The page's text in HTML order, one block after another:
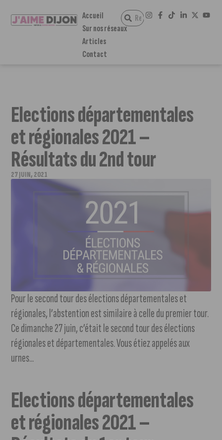
Accueil
Sur nos réseaux
Articles
Contact
Elections départementales
et régionales 2021 –
Résultats du 2nd tour
27 JUIN, 2021
Pour le second tour des élections départementales et
régionales, l’abstention est similaire à celle du premier tour.
Ce dimanche 27 juin, c’était le second tour des élections
régionales et départementales. Vous étiez appelés aux
urnes...
Elections départementales
et régionales 2021 –